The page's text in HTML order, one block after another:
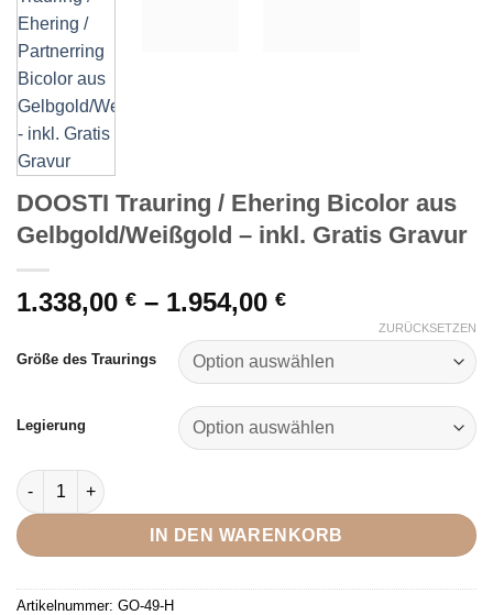
DOOSTI Trauring / Ehering Bicolor aus
Gelbgold/Weißgold – inkl. Gratis Gravur
1.338,00 € – 1.954,00 €Preisspanne:
1.338,00 €
bis
1.954,00 €
Größe des Traurings
Legierung
ZURÜCKSETZEN
DOOSTI Trauring / Ehering Bicolor aus Gelbgold/Weißgold -
IN DEN WARENKORB
Artikelnummer: GO-49-H